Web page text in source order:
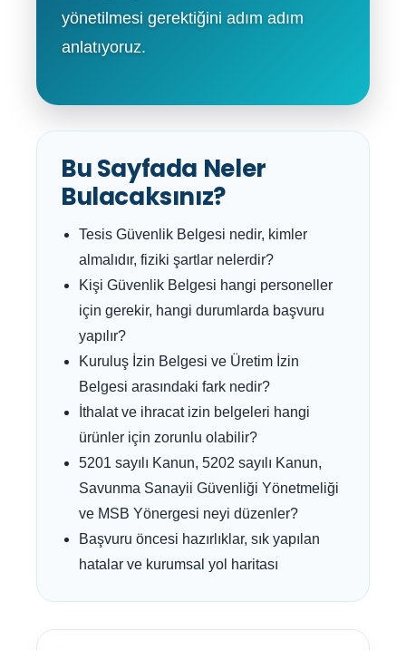
yönetilmesi gerektiğini adım adım
anlatıyoruz.
Bu Sayfada Neler
Bulacaksınız?
Tesis Güvenlik Belgesi nedir, kimler
almalıdır, fiziki şartlar nelerdir?
Kişi Güvenlik Belgesi hangi personeller
için gerekir, hangi durumlarda başvuru
yapılır?
Kuruluş İzin Belgesi ve Üretim İzin
Belgesi arasındaki fark nedir?
İthalat ve ihracat izin belgeleri hangi
ürünler için zorunlu olabilir?
5201 sayılı Kanun, 5202 sayılı Kanun,
Savunma Sanayii Güvenliği Yönetmeliği
ve MSB Yönergesi neyi düzenler?
Başvuru öncesi hazırlıklar, sık yapılan
hatalar ve kurumsal yol haritası